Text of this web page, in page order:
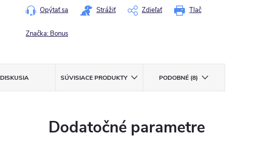
Tlač
Opýtať sa Strážiť Zdieľať
Značka: Bonus
DISKUSIA SÚVISIACE PRODUKTY PODOBNÉ (8)
Dodatočné parametre